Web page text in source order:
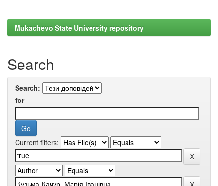
Mukachevo State University repository
Search
Search:
for
Current filters: